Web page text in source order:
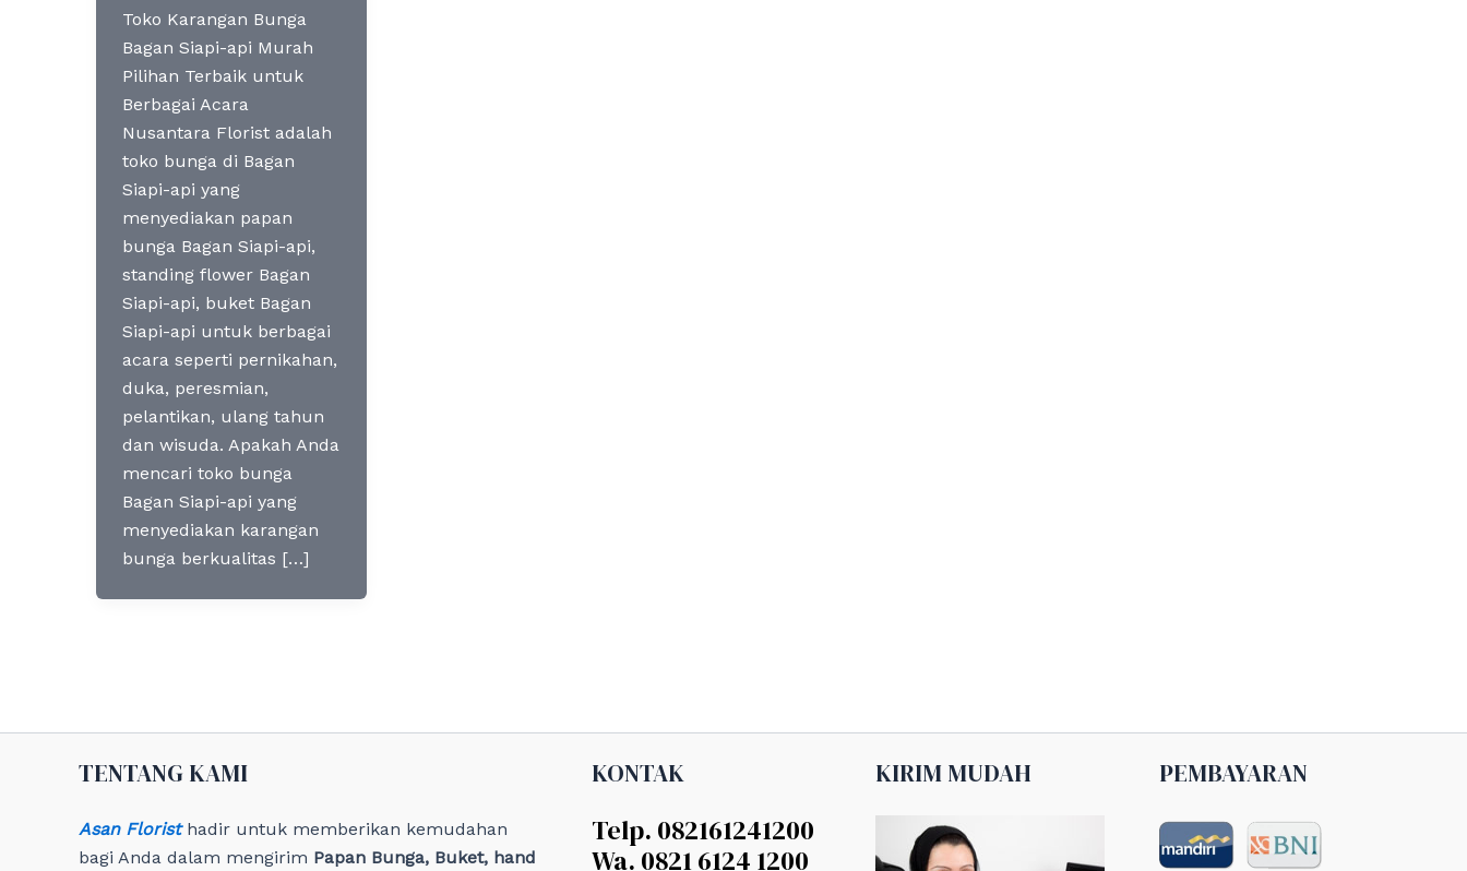
Toko Karangan Bunga
Bagan Siapi-api Murah
Pilihan Terbaik untuk
Berbagai Acara
Nusantara Florist adalah
toko bunga di Bagan
Siapi-api yang
menyediakan papan
bunga Bagan Siapi-api,
standing flower Bagan
Siapi-api, buket Bagan
Siapi-api untuk berbagai
acara seperti pernikahan,
duka, peresmian,
pelantikan, ulang tahun
dan wisuda. Apakah Anda
mencari toko bunga
Bagan Siapi-api yang
menyediakan karangan
bunga berkualitas […]
TENTANG KAMI
Asan Floristhadir untuk memberikan kemudahan
bagi Anda dalam mengirim Papan Bunga, Buket, hand
KONTAK
Telp. 082161241200
Wa. 0821 6124 1200
KIRIM MUDAH PEMBAYARAN